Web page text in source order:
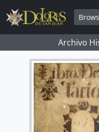
Skip to main content
Archivo